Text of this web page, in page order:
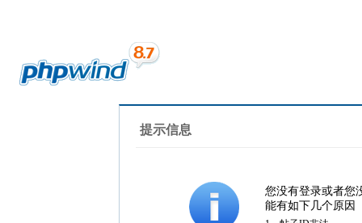
提示信息
您没有登录或者您
能有如下几个原因